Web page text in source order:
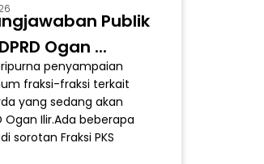
Publik
Ogan ...
penyampaian
fraksi-fraksi terkait
yang sedang akan
Ogan Ilir.Ada beberapa
sorotan Fraksi PKS